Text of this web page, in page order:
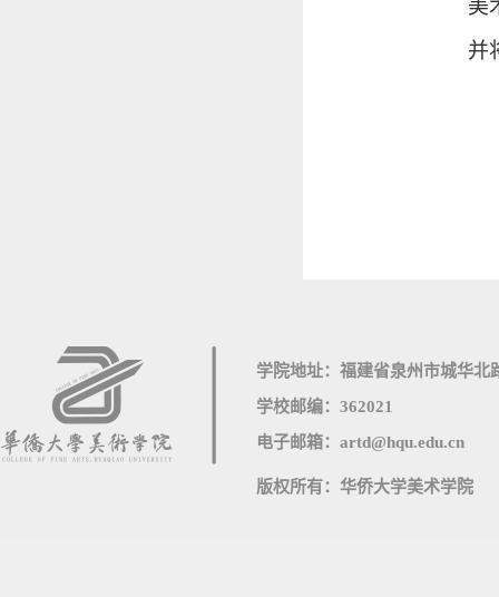
美
并
学院地址：福建省泉州市城华北
学校邮编：362021
电子邮箱：artd@hqu.edu.cn
版权所有：华侨大学美术学